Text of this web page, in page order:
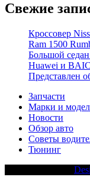
Свежие
Кроссовер
Ram 1500
Большой
Huawei и
Представлен
Запчасти
Марки и
Новости
Обзор авто
Советы
Тюнинг